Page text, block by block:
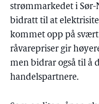
strømmarkedet i Sør-
bidratt til at
kommet opp på
råvarepriser gir
men bidrar også til å
handelspartnere.